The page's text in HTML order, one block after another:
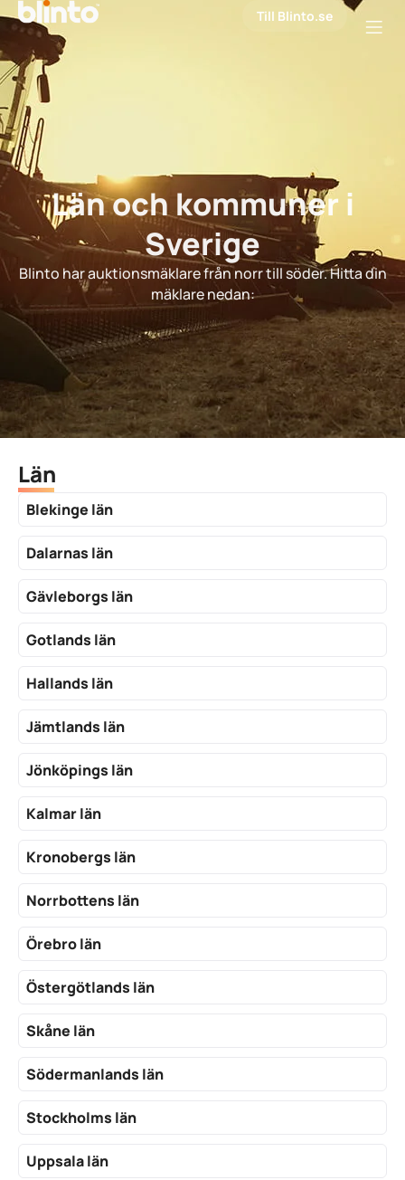
Till Blinto.se
Län och kommuner i
Sverige
Blinto har auktionsmäklare från norr till söder. Hitta din
mäklare nedan:
Län
Blekinge län
Dalarnas län
Gävleborgs län
Gotlands län
Hallands län
Jämtlands län
Jönköpings län
Kalmar län
Kronobergs län
Norrbottens län
Örebro län
Östergötlands län
Skåne län
Södermanlands län
Stockholms län
Uppsala län